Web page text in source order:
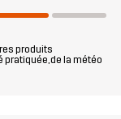
activités de
M
produits
de la météo